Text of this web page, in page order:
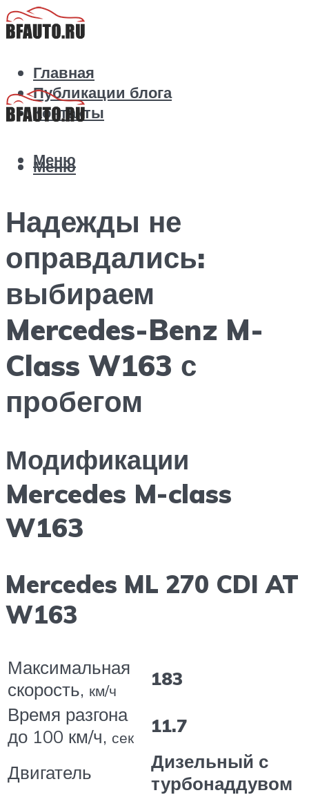
Главная
Публикации блога
Контакты
Меню
Меню
Надежды не
оправдались:
выбираем
Mercedes-Benz M-
Class W163 с
пробегом
Модификации
Mercedes M-class
W163
Mercedes ML 270 CDI AT
W163
Максимальная
скорость, км/ч
183
Время разгона
до 100 км/ч, сек
11.7
Двигатель
Дизельный с
турбонаддувом